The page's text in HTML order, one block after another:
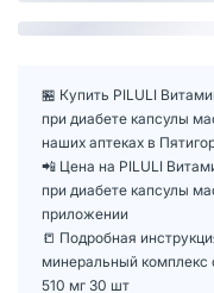
🏪 Купить PILULI
при диабете капсулы
наших аптеках в
📲 Цена на PILULI
при диабете капсулы
приложении
📒 Подробная
минеральный комплекс
510 мг 30 шт